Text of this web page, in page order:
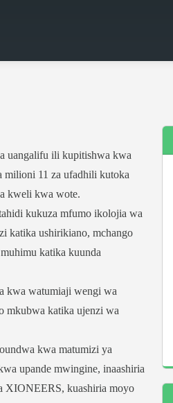
uangalifu ili kupitishwa kwa
milioni 11 za ufadhili kutoka
kweli kwa wote.
kukuza mfumo ikolojia wa
katika ushirikiano, mchango
katika kuunda
kwa watumiaji wengi wa
mkubwa katika ujenzi wa
kwa matumizi ya
upande mwingine, inaashiria
XIONEERS, kuashiria moyo